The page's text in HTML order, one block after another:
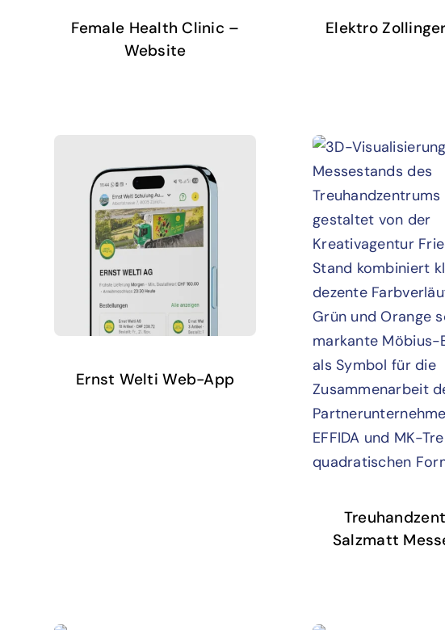
Female Health Clinic –
Website
Elektro
Ernst Welti Web-App
Salzmatt